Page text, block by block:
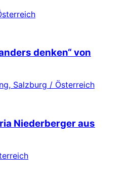
denken“ von
Salzburg / Österreich
Niederberger aus